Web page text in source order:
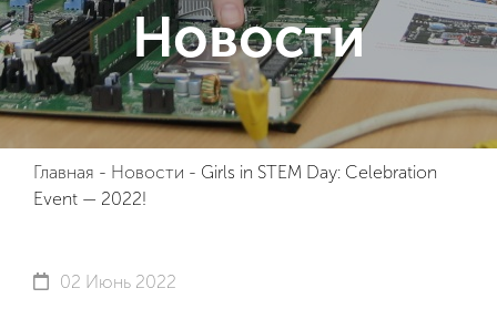
Новости
Главная - Новости - Girls in STEM Day: Celebration
Event — 2022!
02 Июнь 2022